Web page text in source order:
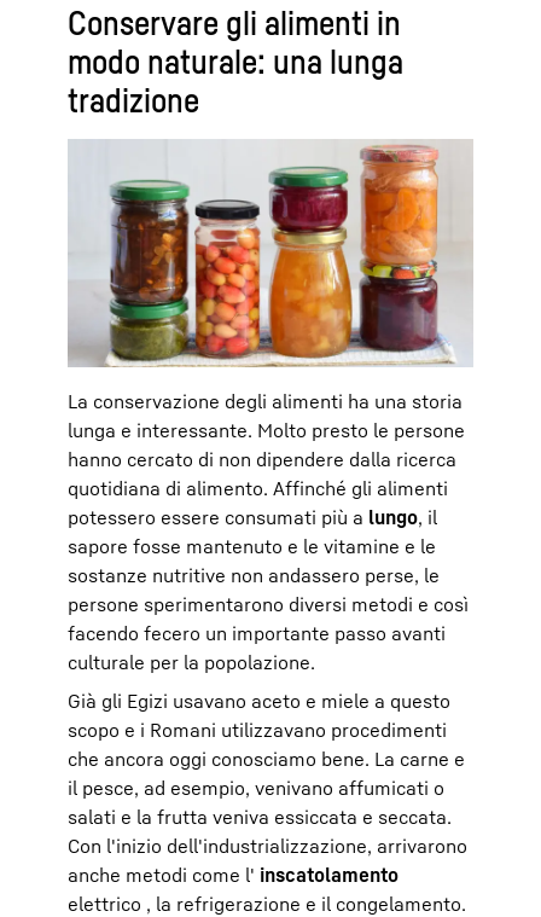
Conservare gli alimenti in
modo naturale: una lunga
tradizione
La conservazione degli alimenti ha una storia
lunga e interessante. Molto presto le persone
hanno cercato di non dipendere dalla ricerca
quotidiana di alimento. Affinché gli alimenti
potessero essere consumati più a lungo, il
sapore fosse mantenuto e le vitamine e le
sostanze nutritive non andassero perse, le
persone sperimentarono diversi metodi e così
facendo fecero un importante passo avanti
culturale per la popolazione.
Già gli Egizi usavano aceto e miele a questo
scopo e i Romani utilizzavano procedimenti
che ancora oggi conosciamo bene. La carne e
il pesce, ad esempio, venivano affumicati o
salati e la frutta veniva essiccata e seccata.
Con l'inizio dell'industrializzazione, arrivarono
anche metodi come l' inscatolamento
elettrico , la refrigerazione e il congelamento.